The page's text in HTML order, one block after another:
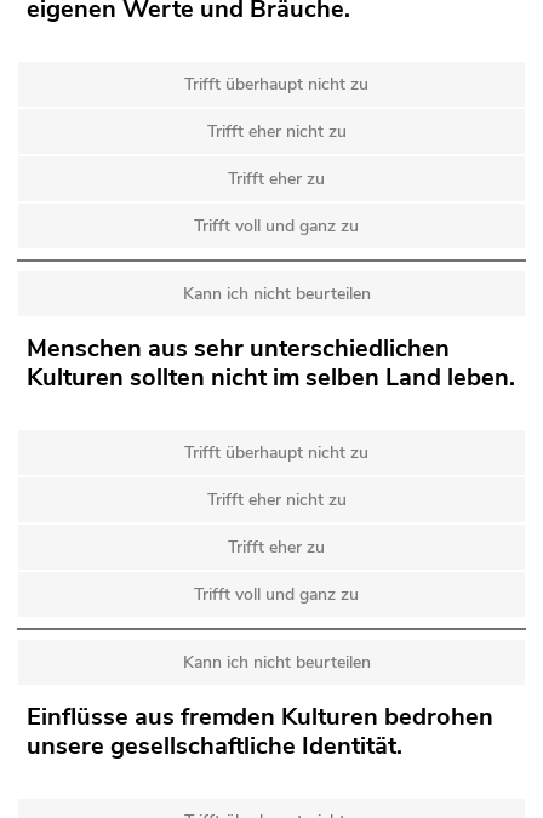
eigenen Werte und Bräuche.
Trifft überhaupt nicht zu
Trifft eher nicht zu
Trifft eher zu
Trifft voll und ganz zu
Kann ich nicht beurteilen
Menschen aus sehr unterschiedlichen
Kulturen sollten nicht im selben Land leben.
Trifft überhaupt nicht zu
Trifft eher nicht zu
Trifft eher zu
Trifft voll und ganz zu
Kann ich nicht beurteilen
Einflüsse aus fremden Kulturen bedrohen
unsere gesellschaftliche Identität.